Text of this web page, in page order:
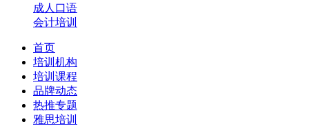
成人口语
会计培训
首页
培训机构
培训课程
品牌动态
热推专题
雅思培训